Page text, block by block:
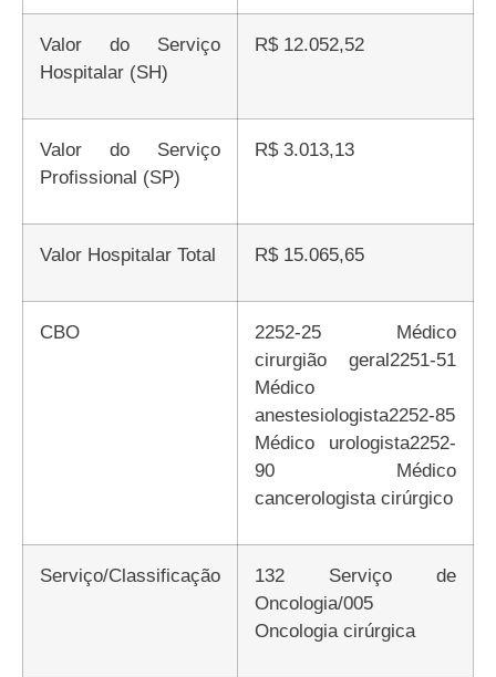
Valor do Serviço
Hospitalar (SH)
R$ 12.052,52
Valor do Serviço
Profissional (SP)
R$ 3.013,13
Valor Hospitalar Total R$ 15.065,65
CBO
2252-25 Médico
cirurgião geral2251-51
Médico
anestesiologista2252-85
Médico urologista2252-
90 Médico
cancerologista cirúrgico
Serviço/Classificação
132 Serviço de
Oncologia/005
Oncologia cirúrgica